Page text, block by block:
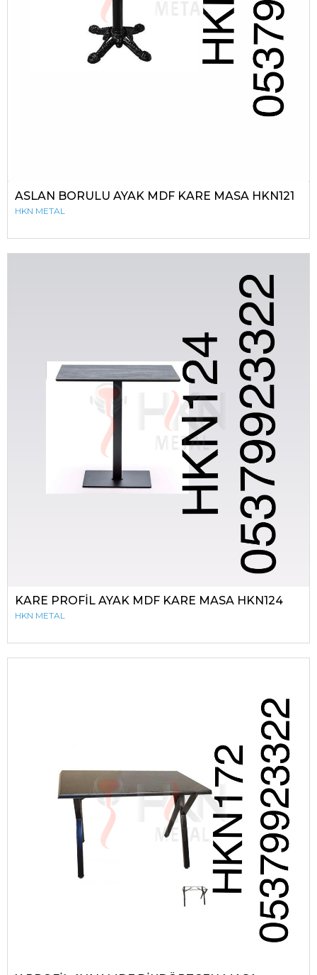
ASLAN BORULU AYAK MDF KARE MASA HKN121
HKN METAL
KARE PROFİL AYAK MDF KARE MASA HKN124
HKN METAL